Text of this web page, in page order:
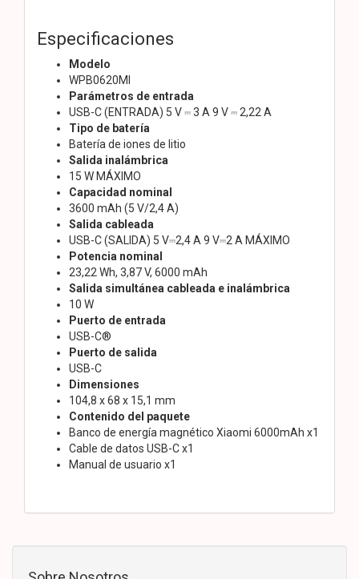
Especificaciones
Modelo
WPB0620MI
Parámetros de entrada
USB-C (ENTRADA) 5 V ⎓ 3 A 9 V ⎓ 2,22 A
Tipo de batería
Batería de iones de litio
Salida inalámbrica
15 W MÁXIMO
Capacidad nominal
3600 mAh (5 V/2,4 A)
Salida cableada
USB-C (SALIDA) 5 V⎓2,4 A 9 V⎓2 A MÁXIMO
Potencia nominal
23,22 Wh, 3,87 V, 6000 mAh
Salida simultánea cableada e inalámbrica
10 W
Puerto de entrada
USB-C®
Puerto de salida
USB-C
Dimensiones
104,8 x 68 x 15,1 mm
Contenido del paquete
Banco de energía magnético Xiaomi 6000mAh x1
Cable de datos USB-C x1
Manual de usuario x1